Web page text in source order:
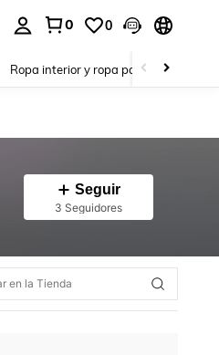
0 0
Ropa interior y ropa para dormir
Seguir
3 Seguidores